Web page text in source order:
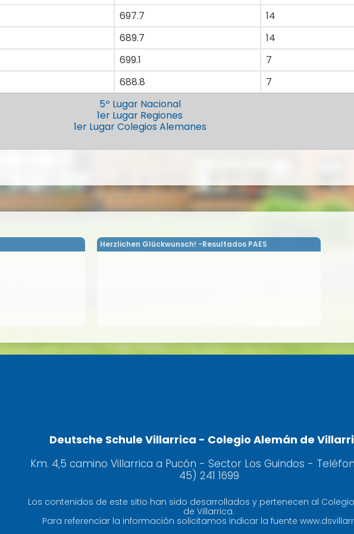
697.7
14
689.7
14
699.1
7
688.8
7
5º Lugar Nacional
1er Lugar Regiones
1er Lugar Colegios Alemanes
Herzlichen Glückwunsch! -Resultados PAES
Deutsche Schule Villarrica - Colegio Alemán de
Km. 4,5 camino Villarrica a Pucón - Sector Los Guindos -
45) 241 1699
Los contenidos de este sitio han sido desarrollados y pertenecen al
de Villarrica.
Para referenciar la información solicitamos indicar la fuente